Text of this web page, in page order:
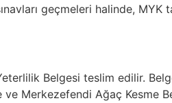
geçmeleri halinde, MYK
Belgesi teslim edilir.
Merkezefendi Ağaç Kesme